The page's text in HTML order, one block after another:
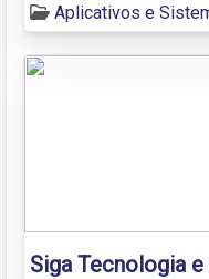
Aplicativos e
Siga Tecnologia